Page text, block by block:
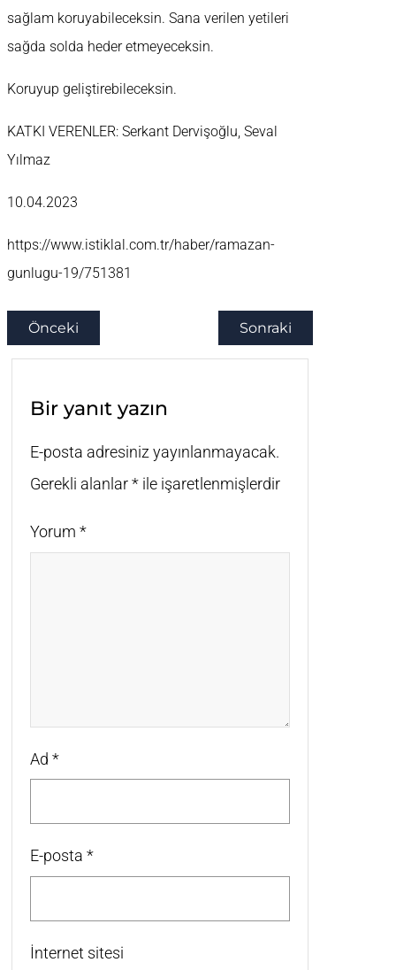
sağlam koruyabileceksin. Sana verilen yetileri
sağda solda heder etmeyeceksin.
Koruyup geliştirebileceksin.
KATKI VERENLER: Serkant Dervişoğlu, Seval
Yılmaz
10.04.2023
https://www.istiklal.com.tr/haber/ramazan-
gunlugu-19/751381
Önceki Sonraki
Bir yanıt yazın
E-posta adresiniz yayınlanmayacak.
Gerekli alanlar* ile işaretlenmişlerdir
Yorum *
Ad *
E-posta *
İnternet sitesi